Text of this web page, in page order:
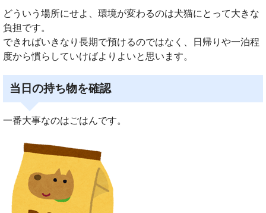
どういう場所にせよ、環境が変わるのは犬猫にとって大きな
負担です。
できればいきなり長期で預けるのではなく、日帰りや一泊程
度から慣らしていけばよりよいと思います。
当日の持ち物を確認
一番大事なのはごはんです。